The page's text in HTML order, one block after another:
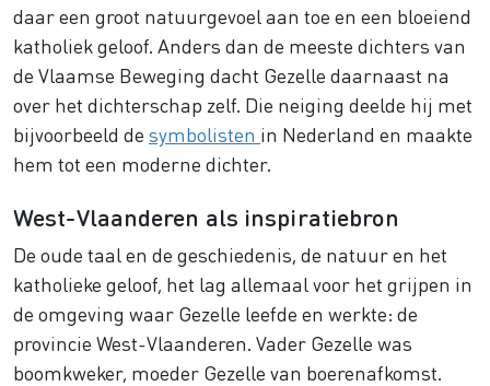
daar een groot natuurgevoel aan toe en een bloeiend
katholiek geloof. Anders dan de meeste dichters van
de Vlaamse Beweging dacht Gezelle daarnaast na
over het dichterschap zelf. Die neiging deelde hij met
bijvoorbeeld de symbolisten in Nederland en maakte
hem tot een moderne dichter.
West-Vlaanderen als inspiratiebron
De oude taal en de geschiedenis, de natuur en het
katholieke geloof, het lag allemaal voor het grijpen in
de omgeving waar Gezelle leefde en werkte: de
provincie West-Vlaanderen. Vader Gezelle was
boomkweker, moeder Gezelle van boerenafkomst.